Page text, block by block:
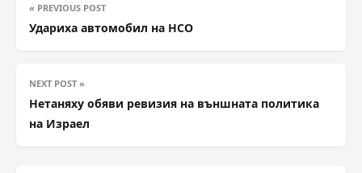
« PREVIOUS POST
Удариха автомобил на НСО
NEXT POST »
Нетаняху обяви ревизия на външната политика
на Израел